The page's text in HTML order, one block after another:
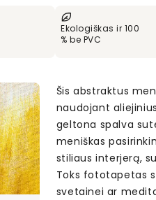
Ekologiškas ir 100
% be PVC
Šis abstraktus
naudojant
geltona spalva
meniškas
stiliaus interjerą,
Toks fototapetas
svetainei ar